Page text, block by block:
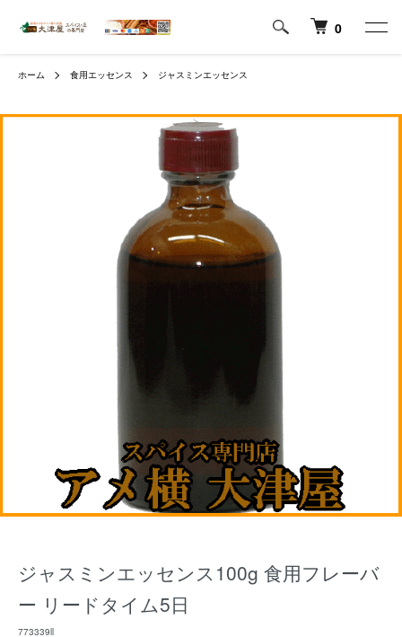
0
ホーム 食用エッセンス ジャスミンエッセンス
ジャスミンエッセンス100g 食用フレーバ
ー リードタイム5日
773339ll